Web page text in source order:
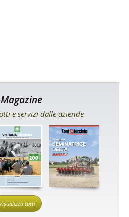
e servizi dalle aziende
Visualizza tutti